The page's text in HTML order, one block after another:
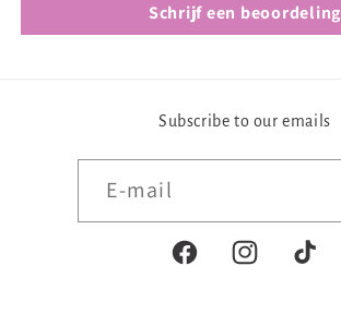
Schrijf een beoordeling
Subscribe to our emails
E‑mail
FacebookInstagramTikTok